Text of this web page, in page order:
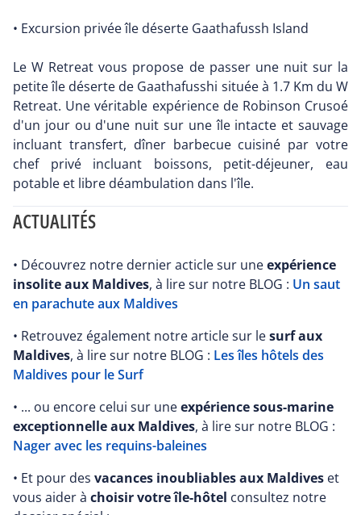
• Excursion privée île déserte Gaathafussh Island
Le W Retreat vous propose de passer une nuit sur la
petite île déserte de Gaathafusshi située à 1.7 Km du W
Retreat. Une véritable expérience de Robinson Crusoé
d'un jour ou d'une nuit sur une île intacte et sauvage
incluant transfert, dîner barbecue cuisiné par votre
chef privé incluant boissons, petit-déjeuner, eau
potable et libre déambulation dans l'île.
ACTUALITÉS
• Découvrez notre dernier acticle sur uneexpérience
insolite aux Maldives, à lire sur notre BLOG : Un saut
en parachute aux Maldives
• Retrouvez également notre article sur lesurf aux
Maldives, à lire sur notre BLOG : Les îles hôtels des
Maldives pour le Surf
• ... ou encore celui sur uneexpérience sous-marine
exceptionnelle aux Maldives, à lire sur notre BLOG :
Nager avec les requins-baleines
• Et pour des vacances inoubliables aux Maldives et
vous aider à choisir votre île-hôtel consultez notre